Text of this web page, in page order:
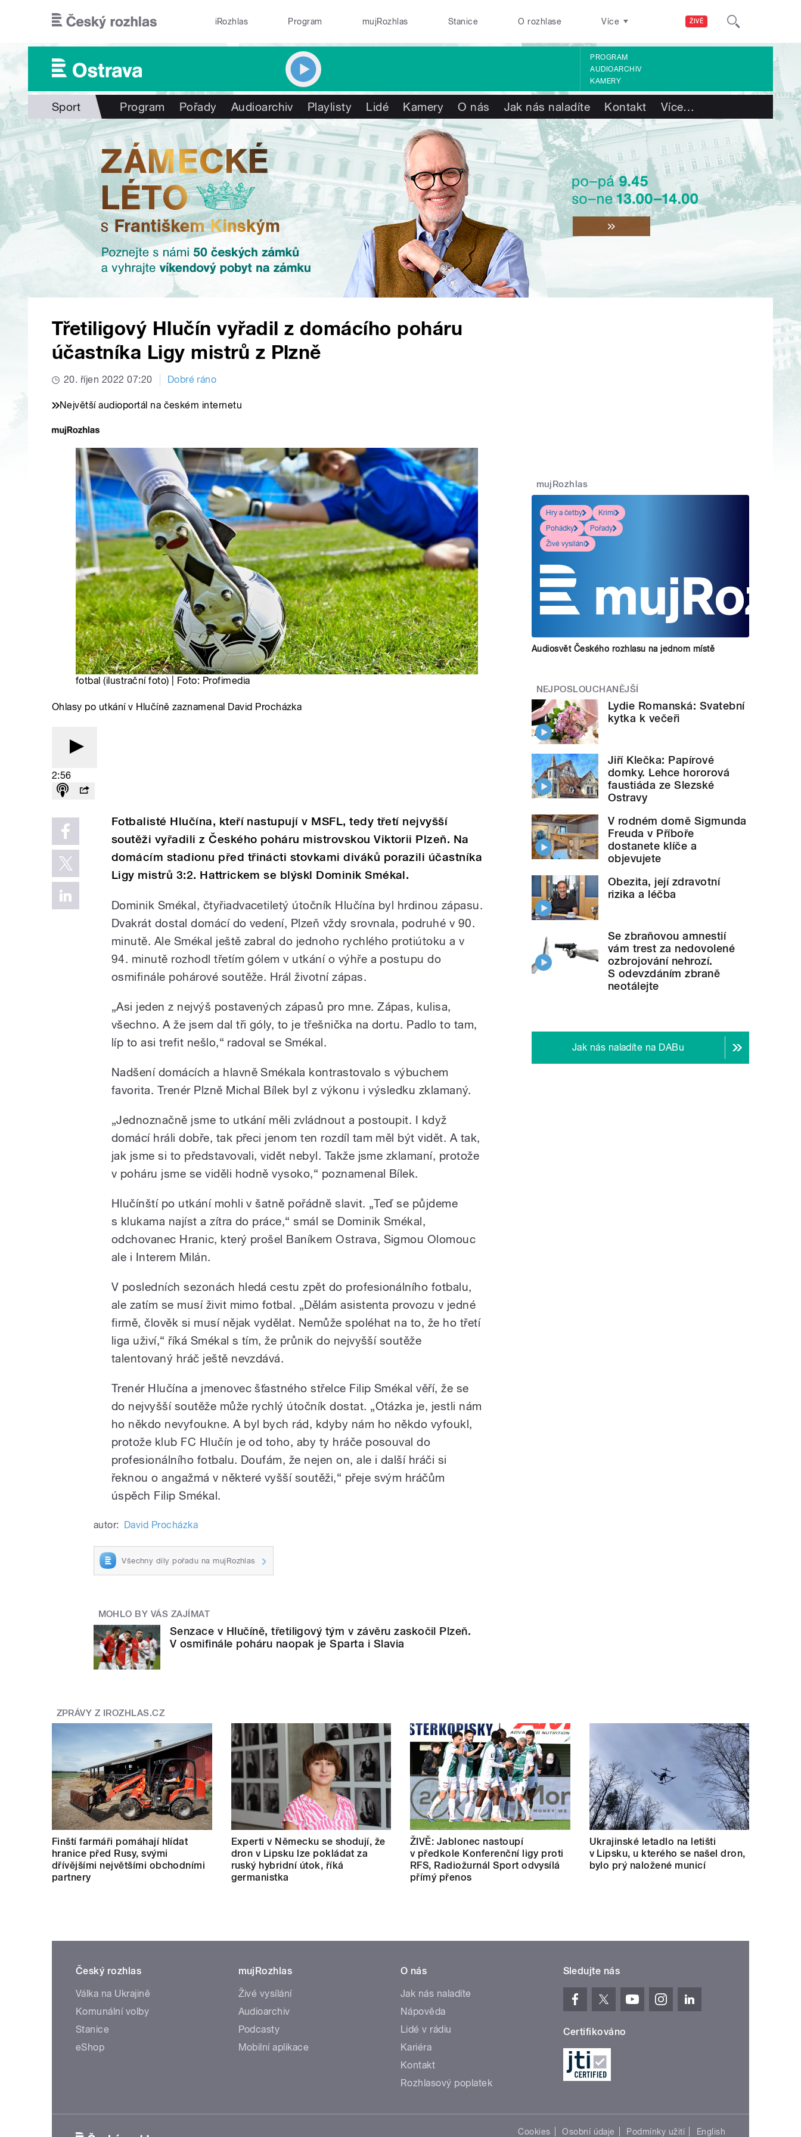
ŽIVĚ
iRozhlas Program mujRozhlas Stanice O rozhlase Více
PROGRAM
AUDIOARCHIV
KAMERY
Sport Program Pořady Audioarchiv Playlisty Lidé Kamery O nás Jak nás naladíte Kontakt Více…
Třetiligový Hlučín vyřadil z domácího poháru
účastníka Ligy mistrů z Plzně
20. říjen 2022 07:20 Dobré ráno
Největší audioportál na českém internetu
fotbal (ilustrační foto) | Foto: Profimedia
Ohlasy po utkání v Hlučíně zaznamenal David Procházka
2:56
Fotbalisté Hlučína, kteří nastupují v MSFL, tedy třetí nejvyšší
soutěži vyřadili z Českého poháru mistrovskou Viktorii Plzeň. Na
domácím stadionu před třinácti stovkami diváků porazili účastníka
Ligy mistrů 3:2. Hattrickem se blýskl Dominik Smékal.
Dominik Smékal, čtyřiadvacetiletý útočník Hlučína byl hrdinou zápasu.
Dvakrát dostal domácí do vedení, Plzeň vždy srovnala, podruhé v 90.
minutě. Ale Smékal ještě zabral do jednoho rychlého protiútoku a v
94. minutě rozhodl třetím gólem v utkání o výhře a postupu do
osmifinále pohárové soutěže. Hrál životní zápas.
„Asi jeden z nejvýš postavených zápasů pro mne. Zápas, kulisa,
všechno. A že jsem dal tři góly, to je třešnička na dortu. Padlo to tam,
líp to asi trefit nešlo,“ radoval se Smékal.
Nadšení domácích a hlavně Smékala kontrastovalo s výbuchem
favorita. Trenér Plzně Michal Bílek byl z výkonu i výsledku zklamaný.
„Jednoznačně jsme to utkání měli zvládnout a postoupit. I když
domácí hráli dobře, tak přeci jenom ten rozdíl tam měl být vidět. A tak,
jak jsme si to představovali, vidět nebyl. Takže jsme zklamaní, protože
v poháru jsme se viděli hodně vysoko,“ poznamenal Bílek.
Hlučínští po utkání mohli v šatně pořádně slavit. „Teď se půjdeme
s klukama najíst a zítra do práce,“ smál se Dominik Smékal,
odchovanec Hranic, který prošel Baníkem Ostrava, Sigmou Olomouc
ale i Interem Milán.
V posledních sezonách hledá cestu zpět do profesionálního fotbalu,
ale zatím se musí živit mimo fotbal. „Dělám asistenta provozu v jedné
firmě, člověk si musí nějak vydělat. Nemůže spoléhat na to, že ho třetí
liga uživí,“ říká Smékal s tím, že průnik do nejvyšší soutěže
talentovaný hráč ještě nevzdává.
Trenér Hlučína a jmenovec šťastného střelce Filip Smékal věří, že se
do nejvyšší soutěže může rychlý útočník dostat. „Otázka je, jestli nám
ho někdo nevyfoukne. A byl bych rád, kdyby nám ho někdo vyfoukl,
protože klub FC Hlučín je od toho, aby ty hráče posouval do
profesionálního fotbalu. Doufám, že nejen on, ale i další hráči si
řeknou o angažmá v některé vyšší soutěži,“ přeje svým hráčům
úspěch Filip Smékal.
autor: David Procházka
Všechny díly pořadu na mujRozhlas
MOHLO BY VÁS ZAJÍMAT
Senzace v Hlučíně, třetiligový tým v závěru zaskočil Plzeň.
V osmifinále poháru naopak je Sparta i Slavia
mujRozhlas
Hry a četby
Krimi
Pohádky
Pořady
Živé vysílání
Audiosvět Českého rozhlasu na jednom místě
NEJPOSLOUCHANĚJŠÍ
Lydie Romanská: Svatební
kytka k večeři
Jiří Klečka: Papírové
domky. Lehce hororová
faustiáda ze Slezské
Ostravy
V rodném domě Sigmunda
Freuda v Příboře
dostanete klíče a
objevujete
Obezita, její zdravotní
rizika a léčba
Se zbraňovou amnestií
vám trest za nedovolené
ozbrojování nehrozí.
S odevzdáním zbraně
neotálejte
Jak nás naladíte na DABu
ZPRÁVY Z IROZHLAS.CZ
Finští farmáři pomáhají hlídat
hranice před Rusy, svými
dřívějšími největšími obchodními
partnery
Experti v Německu se shodují, že
dron v Lipsku lze pokládat za
ruský hybridní útok, říká
germanistka
ŽIVĚ: Jablonec nastoupí
v předkole Konferenční ligy proti
RFS, Radiožurnál Sport odvysílá
přímý přenos
Ukrajinské letadlo na letišti
v Lipsku, u kterého se našel dron,
bylo prý naložené municí
Český rozhlas
Válka na Ukrajině
Komunální volby
Stanice
eShop
mujRozhlas
Živé vysílání
Audioarchiv
Podcasty
Mobilní aplikace
O nás
Jak nás naladíte
Nápověda
Lidé v rádiu
Kariéra
Kontakt
Rozhlasový poplatek
Sledujte nás
Certifikováno
Cookies Osobní údaje Podmínky užití English